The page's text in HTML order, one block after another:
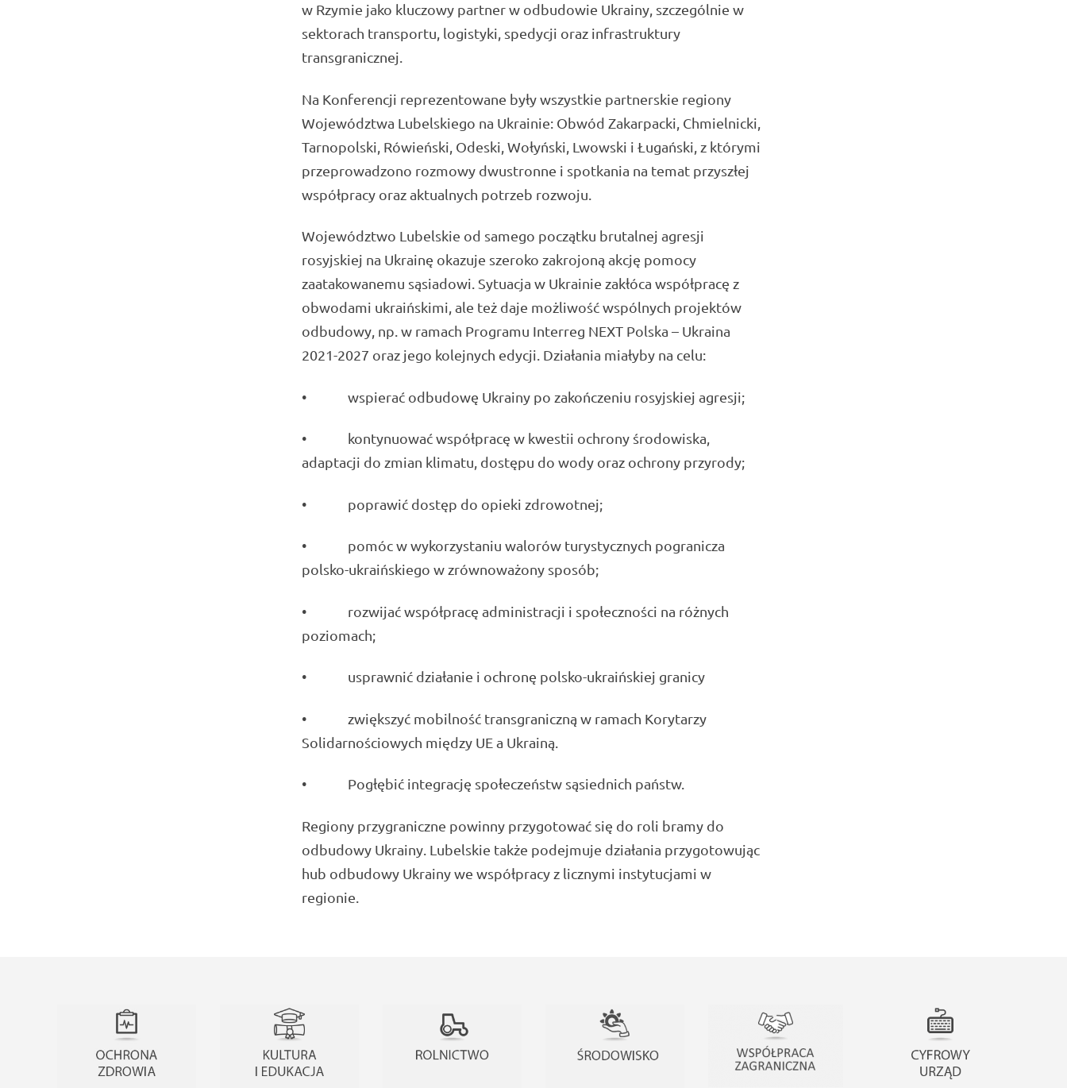
w Rzymie jako kluczowy partner w odbudowie Ukrainy, szczególnie w
sektorach transportu, logistyki, spedycji oraz infrastruktury
transgranicznej.
Na Konferencji reprezentowane były wszystkie partnerskie regiony
Województwa Lubelskiego na Ukrainie: Obwód Zakarpacki, Chmielnicki,
Tarnopolski, Rówieński, Odeski, Wołyński, Lwowski i Ługański, z którymi
przeprowadzono rozmowy dwustronne i spotkania na temat przyszłej
współpracy oraz aktualnych potrzeb rozwoju.
Województwo Lubelskie od samego początku brutalnej agresji
rosyjskiej na Ukrainę okazuje szeroko zakrojoną akcję pomocy
zaatakowanemu sąsiadowi. Sytuacja w Ukrainie zakłóca współpracę z
obwodami ukraińskimi, ale też daje możliwość wspólnych projektów
odbudowy, np. w ramach Programu Interreg NEXT Polska – Ukraina
2021-2027 oraz jego kolejnych edycji. Działania miałyby na celu:
• wspierać odbudowę Ukrainy po zakończeniu rosyjskiej agresji;
• kontynuować współpracę w kwestii ochrony środowiska,
adaptacji do zmian klimatu, dostępu do wody oraz ochrony przyrody;
• poprawić dostęp do opieki zdrowotnej;
• pomóc w wykorzystaniu walorów turystycznych pogranicza
polsko-ukraińskiego w zrównoważony sposób;
• rozwijać współpracę administracji i społeczności na różnych
poziomach;
• usprawnić działanie i ochronę polsko-ukraińskiej granicy
• zwiększyć mobilność transgraniczną w ramach Korytarzy
Solidarnościowych między UE a Ukrainą.
• Pogłębić integrację społeczeństw sąsiednich państw.
Regiony przygraniczne powinny przygotować się do roli bramy do
odbudowy Ukrainy. Lubelskie także podejmuje działania przygotowując
hub odbudowy Ukrainy we współpracy z licznymi instytucjami w
regionie.